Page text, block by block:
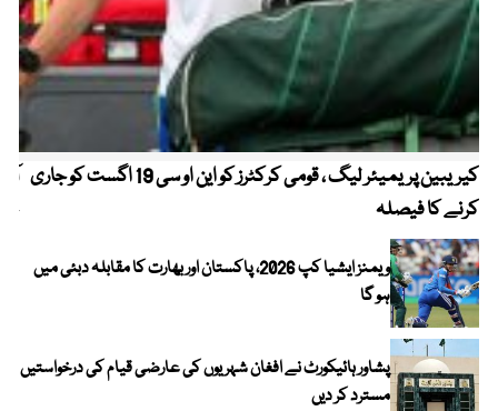
کیریبین پریمیئر لیگ ، قومی کرکٹرز کو این او سی 19 اگست کو جاری
کرنے کا فیصلہ
ویمنز ایشیا کپ 2026، پاکستان اور بھارت کا مقابلہ دبئی میں
ہو گا
پشاور ہائیکورٹ نے افغان شہریوں کی عارضی قیام کی درخواستیں
مسترد کر دیں